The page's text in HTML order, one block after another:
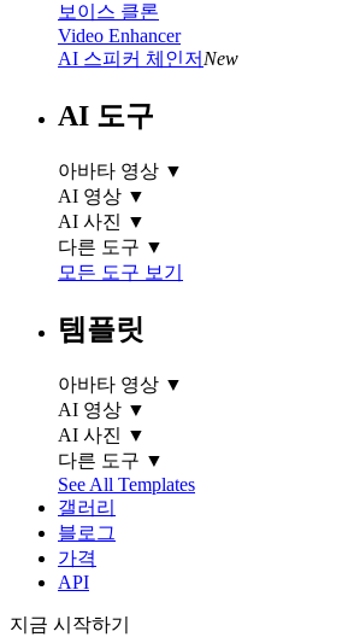
보이스 클론
Video Enhancer
AI 스피커 체인저 New
AI 도구
아바타 영상 ▼
AI 영상 ▼
AI 사진 ▼
다른 도구 ▼
모든 도구 보기
템플릿
아바타 영상 ▼
AI 영상 ▼
AI 사진 ▼
다른 도구 ▼
See All Templates
갤러리
블로그
가격
API
지금 시작하기